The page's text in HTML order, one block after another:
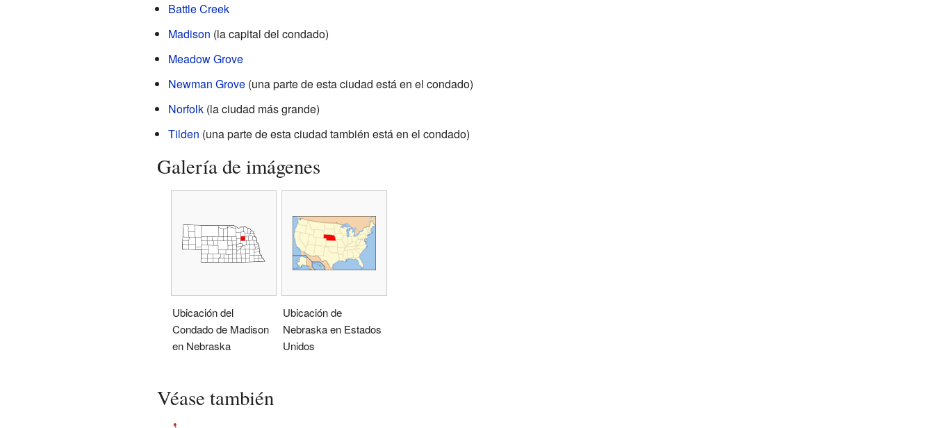
Battle Creek
Madison (la capital del condado)
Meadow Grove
Newman Grove(una parte de esta ciudad está en el condado)
Norfolk(la ciudad más grande)
Tilden (una parte de esta ciudad también está en el condado)
Galería de imágenes
Ubicación del
Condado de Madison
en Nebraska
Ubicación de
Nebraska en Estados
Unidos
Véase también